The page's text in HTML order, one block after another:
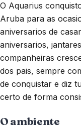
O Aquarius
Aruba para as
aniversarios de
aniversarios,
companheiras
dos pais, sempre
de conquistar e diz
certo de forma
O ambiente